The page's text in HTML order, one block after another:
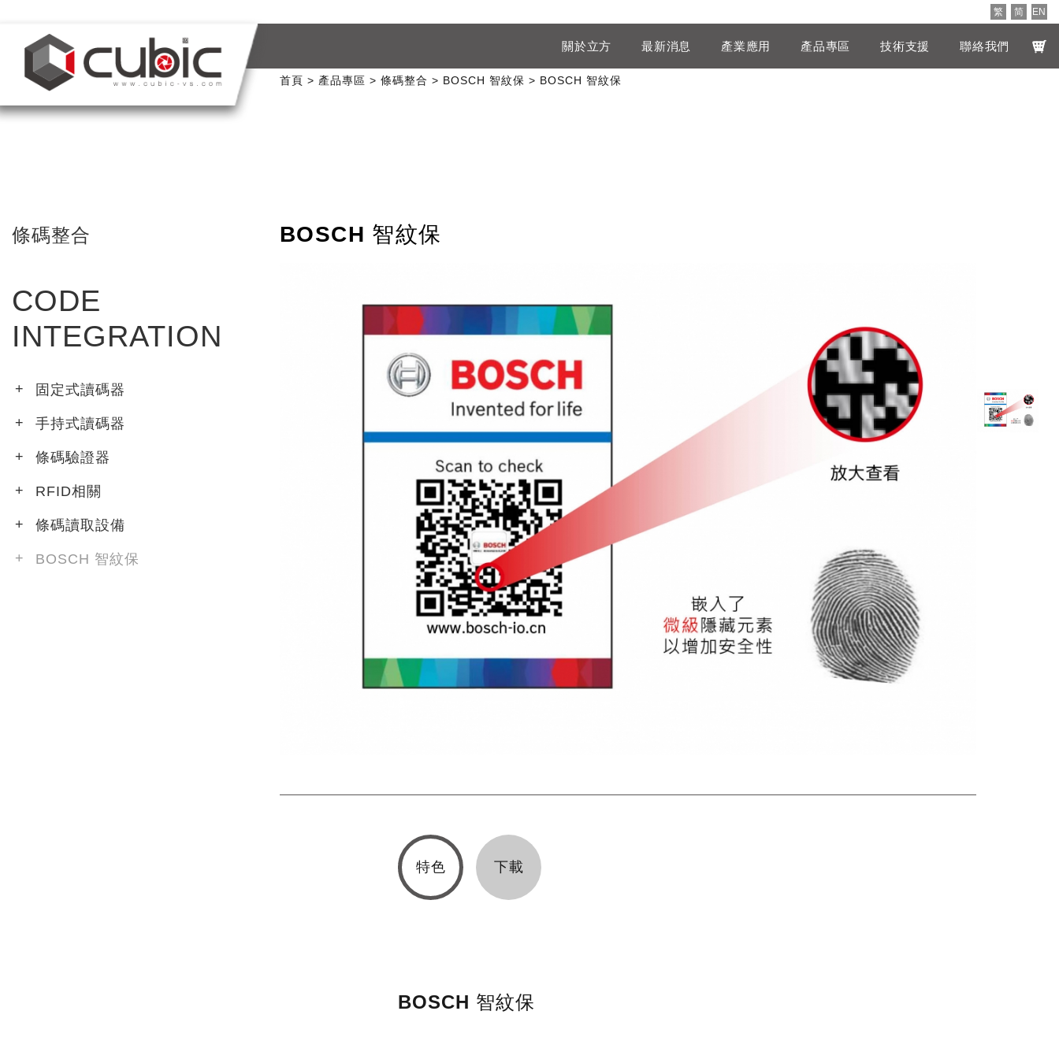
繁 简 EN
關於立方 最新消息 產業應用 產品專區 技術支援 聯絡我們
首頁 產品專區 條碼整合 BOSCH 智紋保 BOSCH 智紋保
條碼整合
CODE
INTEGRATION
固定式讀碼器
手持式讀碼器
條碼驗證器
RFID相關
條碼讀取設備
BOSCH 智紋保
BOSCH 智紋保
特色 下載
BOSCH 智紋保